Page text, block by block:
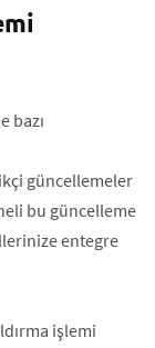
bazı
güncellemeler
bu güncelleme
entegre
işlemi